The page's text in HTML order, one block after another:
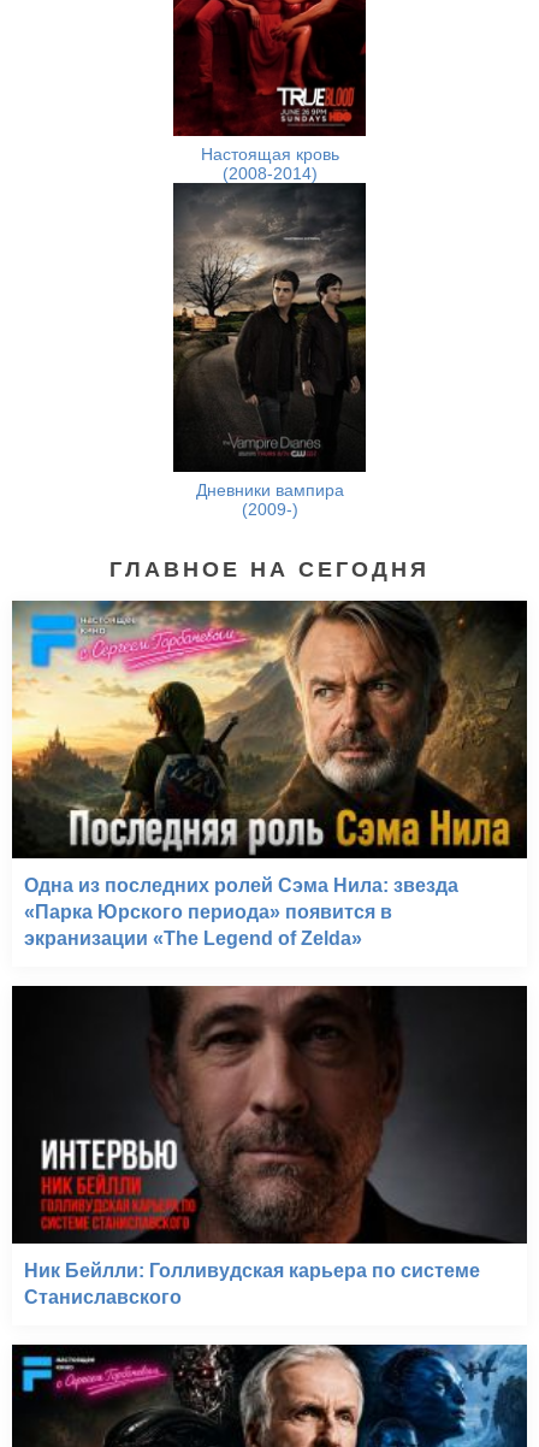
Настоящая кровь
(2008-2014)
Дневники вампира
(2009-)
ГЛАВНОЕ НА СЕГОДНЯ
Одна из последних ролей Сэма Нила: звезда
«Парка Юрского периода» появится в
экранизации «The Legend of Zelda»
Ник Бейлли: Голливудская карьера по системе
Станиславского